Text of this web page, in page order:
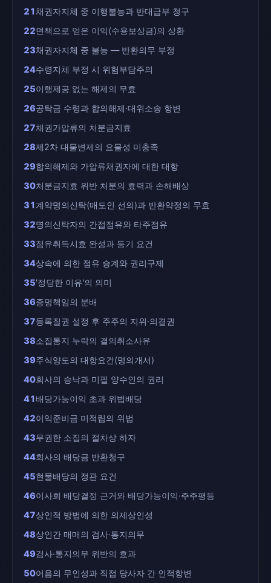
21채권자지체 중 이행불능과 반대급부 청구
22면책으로 얻은 이익(수용보상금)의 상환
23채권자지체 중 불능 — 반환의무 부정
24수령지체 부정 시 위험부담주의
25이행제공 없는 해제의 무효
26공탁금 수령과 합의해제·대위소송 항변
27채권가압류의 처분금지효
28제2차 대물변제의 요물성 미충족
29합의해제와 가압류채권자에 대한 대항
30처분금지효 위반 처분의 효력과 손해배상
31계약명의신탁(매도인 선의)과 반환약정의 무효
32명의신탁자의 간접점유와 타주점유
33점유취득시효 완성과 등기 요건
34상속에 의한 점유 승계와 권리구제
35'정당한 이유'의 의미
36증명책임의 분배
37등록질권 설정 후 주주의 지위·의결권
38소집통지 누락의 결의취소사유
39주식양도의 대항요건(명의개서)
40회사의 승낙과 미필 양수인의 권리
41배당가능이익 초과 위법배당
42이익준비금 미적립의 위법
43무권한 소집의 절차상 하자
44회사의 배당금 반환청구
45현물배당의 정관 요건
46이사회 배당결정 근거와 배당가능이익·주주평등
47상인적 방법에 의한 의제상인성
48상인간 매매의 검사·통지의무
49검사·통지의무 위반의 효과
50어음의 무인성과 직접 당사자 간 인적항변